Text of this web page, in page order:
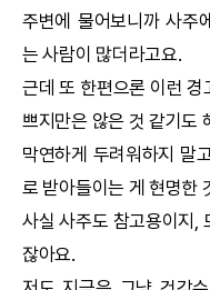
주변에 물어보니까 사주
는 사람이 많더라고요.
근데 또 한편으론 이런
쁘지만은 않은 것 같기도
막연하게 두려워하지 말
로 받아들이는 게 현명한
사실 사주도 참고용이지,
잖아요.